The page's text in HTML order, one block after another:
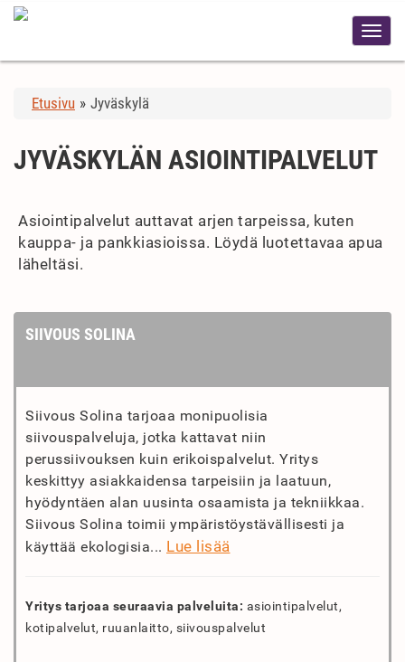
Etusivu » Jyväskylä
JYVÄSKYLÄN ASIOINTIPALVELUT
Asiointipalvelut auttavat arjen tarpeissa, kuten
kauppa- ja pankkiasioissa. Löydä luotettavaa apua
läheltäsi.
SIIVOUS SOLINA
Siivous Solina tarjoaa monipuolisia
siivouspalveluja, jotka kattavat niin
perussiivouksen kuin erikoispalvelut. Yritys
keskittyy asiakkaidensa tarpeisiin ja laatuun,
hyödyntäen alan uusinta osaamista ja tekniikkaa.
Siivous Solina toimii ympäristöystävällisesti ja
käyttää ekologisia... Lue lisää
Yritys tarjoaa seuraavia palveluita: asiointipalvelut,
kotipalvelut, ruuanlaitto, siivouspalvelut